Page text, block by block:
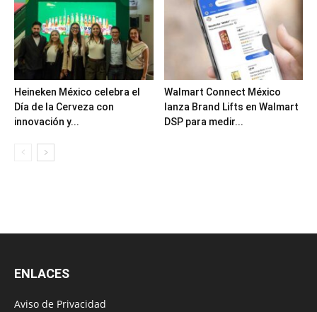
Heineken México celebra el
Día de la Cerveza con
innovación y...
Walmart Connect México
lanza Brand Lifts en Walmart
DSP para medir...
ENLACES
Aviso de Privacidad